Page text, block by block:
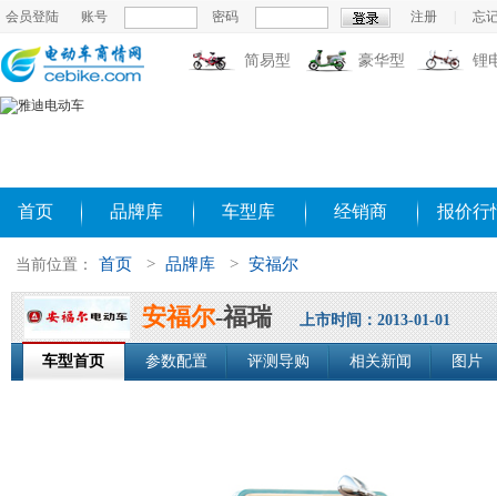
会员登陆 账号 密码 注册 忘
简易型 豪华型 锂
首页 品牌库 车型库 经销商 报价行
当前位置： 首页 > 品牌库 > 安福尔
安福尔-福瑞 上市时间：2013-01-01
车型首页 参数配置 评测导购 相关新闻 图片